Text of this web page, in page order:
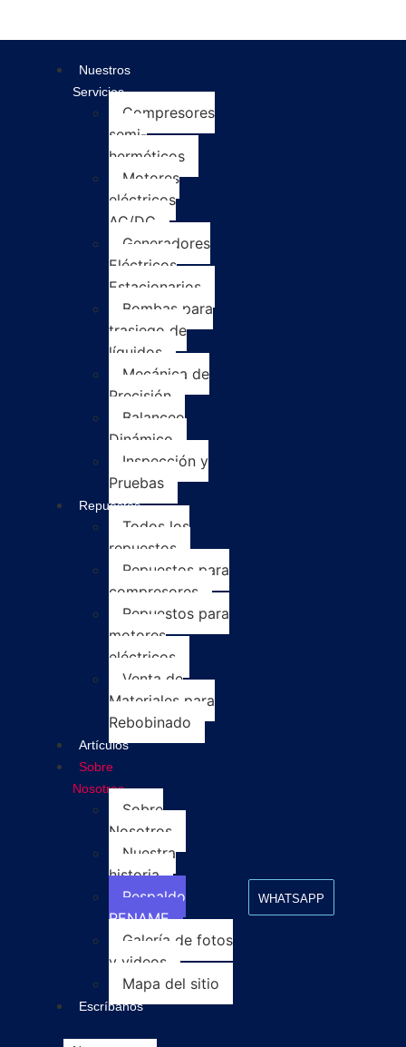
Nuestros
Servicios
Compresores
semi-
herméticos
Motores
eléctricos
AC/DC
Generadores
Eléctricos
Estacionarios
Bombas para
trasiego de
líquidos
Mecánica de
Precisión
Balanceo
Dinámico
Inspección y
Pruebas
Repuestos
Todos los
repuestos
Repuestos para
compresores
Repuestos para
motores
eléctricos
Venta de
Materiales para
Rebobinado
Artículos
Sobre
Nosotros
Sobre
Nosotros
Nuestra
historia
Respaldo
RENAME
Galería de fotos
y videos
Mapa del sitio
Escríbanos
WHATSAPP